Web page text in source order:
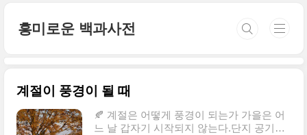
흥미로운 백과사전
계절이 풍경이 될 때
🍂 계절은 어떻게 풍경이 되는가 가을은 어
느 날 갑자기 시작되지 않는다.단지 공기의